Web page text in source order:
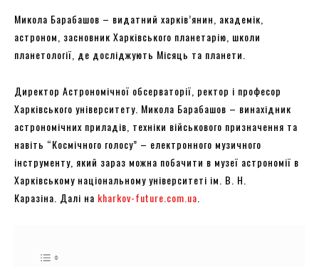
Микола Барабашов – видатний харків’янин, академік,
астроном, засновник Харківського планетарію, школи
планетології, де досліджують Місяць та планети.
Директор Астрономічної обсерваторії, ректор і професор
Харківського університету. Микола Барабашов – винахідник
астрономічних приладів, техніки військового призначення та
навіть “Космічного голосу” – електронного музичного
інструменту, який зараз можна побачити в музеї астрономії в
Харківському національному університеті ім. В. Н.
Каразіна. Далі на kharkov-future.com.ua